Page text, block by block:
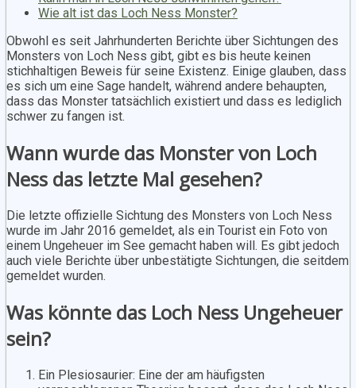
Wie alt ist das Loch Ness Monster?
Obwohl es seit Jahrhunderten Berichte über Sichtungen des
Monsters von Loch Ness gibt, gibt es bis heute keinen
stichhaltigen Beweis für seine Existenz. Einige glauben, dass
es sich um eine Sage handelt, während andere behaupten,
dass das Monster tatsächlich existiert und dass es lediglich
schwer zu fangen ist.
Wann wurde das Monster von Loch
Ness das letzte Mal gesehen?
Die letzte offizielle Sichtung des Monsters von Loch Ness
wurde im Jahr 2016 gemeldet, als ein Tourist ein Foto von
einem Ungeheuer im See gemacht haben will. Es gibt jedoch
auch viele Berichte über unbestätigte Sichtungen, die seitdem
gemeldet wurden.
Was könnte das Loch Ness Ungeheuer
sein?
Ein Plesiosaurier: Eine der am häufigsten